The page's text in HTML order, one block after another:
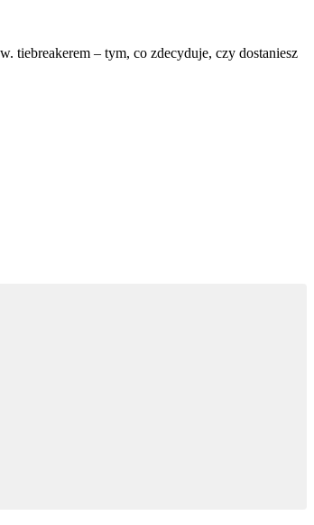
tiebreakerem – tym, co zdecyduje, czy dostaniesz